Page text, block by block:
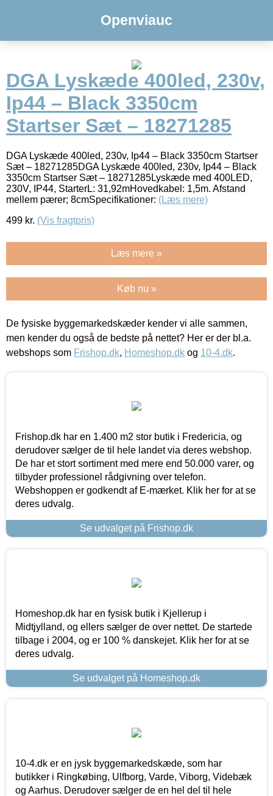
Openviauc
DGA Lyskæde 400led, 230v,
Ip44 – Black 3350cm
Startser Sæt – 18271285
DGA Lyskæde 400led, 230v, Ip44 – Black 3350cm Startser
Sæt – 18271285DGA Lyskæde 400led, 230v, Ip44 – Black
3350cm Startser Sæt – 18271285Lyskæde med 400LED,
230V, IP44, StarterL: 31,92mHovedkabel: 1,5m. Afstand
mellem pærer; 8cmSpecifikationer: (Læs mere)
499 kr. (Vis fragtpris)
Læs mere »
Køb nu »
De fysiske byggemarkedskæder kender vi alle sammen,
men kender du også de bedste på nettet? Her er der bl.a.
webshops som Frishop.dk, Homeshop.dk og 10-4.dk.
Frishop.dk har en 1.400 m2 stor butik i Fredericia, og
derudover sælger de til hele landet via deres webshop.
De har et stort sortiment med mere end 50.000 varer, og
tilbyder professionel rådgivning over telefon.
Webshoppen er godkendt af E-mærket. Klik her for at se
deres udvalg.
Se udvalget på Frishop.dk
Homeshop.dk har en fysisk butik i Kjellerup i
Midtjylland, og ellers sælger de over nettet. De startede
tilbage i 2004, og er 100 % danskejet. Klik her for at se
deres udvalg.
Se udvalget på Homeshop.dk
10-4.dk er en jysk byggemarkedskæde, som har
butikker i Ringkøbing, Ulfborg, Varde, Viborg, Videbæk
og Aarhus. Derudover sælger de en hel del til hele